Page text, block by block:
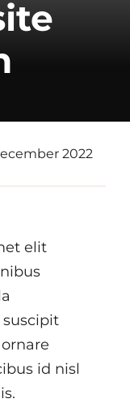
2022
elit
id nisl